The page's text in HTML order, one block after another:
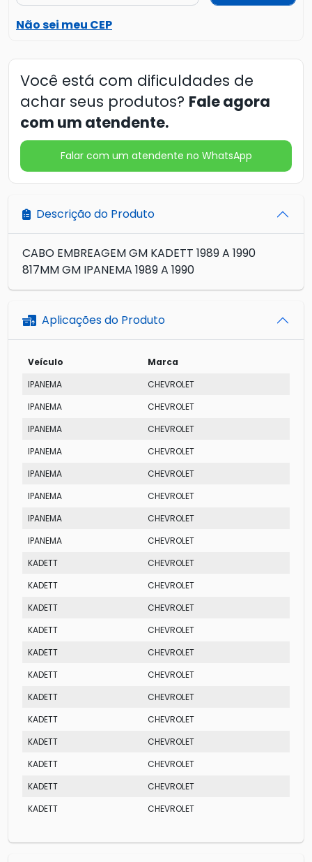
Não sei meu CEP
Você está com dificuldades de
achar seus produtos? Fale agora
com um atendente.
Falar com um atendente no WhatsApp
Descrição do Produto
CABO EMBREAGEM GM KADETT 1989 A 1990
817MM GM IPANEMA 1989 A 1990
Aplicações do Produto
Veículo Marca
IPANEMA
CHEVROLET
IPANEMA
CHEVROLET
IPANEMA
CHEVROLET
IPANEMA
CHEVROLET
IPANEMA
CHEVROLET
IPANEMA
CHEVROLET
IPANEMA
CHEVROLET
IPANEMA
CHEVROLET
KADETT
CHEVROLET
KADETT
CHEVROLET
KADETT
CHEVROLET
KADETT
CHEVROLET
KADETT
CHEVROLET
KADETT
CHEVROLET
KADETT
CHEVROLET
KADETT
CHEVROLET
KADETT
CHEVROLET
KADETT
CHEVROLET
KADETT
CHEVROLET
KADETT
CHEVROLET